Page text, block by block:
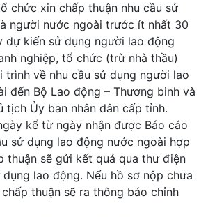
chức xin chấp thuận nhu cầu sử
người nước ngoài trước ít nhất 30
dự kiến sử dụng người lao động
nghiệp, tổ chức (trừ nhà thầu)
trình về nhu cầu sử dụng người lao
đến Bộ Lao động – Thương binh và
tịch Ủy ban nhân dân cấp tỉnh.
kể từ ngày nhận được Báo cáo
sử dụng lao động nước ngoài hợp
thuận sẽ gửi kết quả qua thư điện
lao động. Nếu hồ sơ nộp chưa
thuận sẽ ra thông báo chỉnh